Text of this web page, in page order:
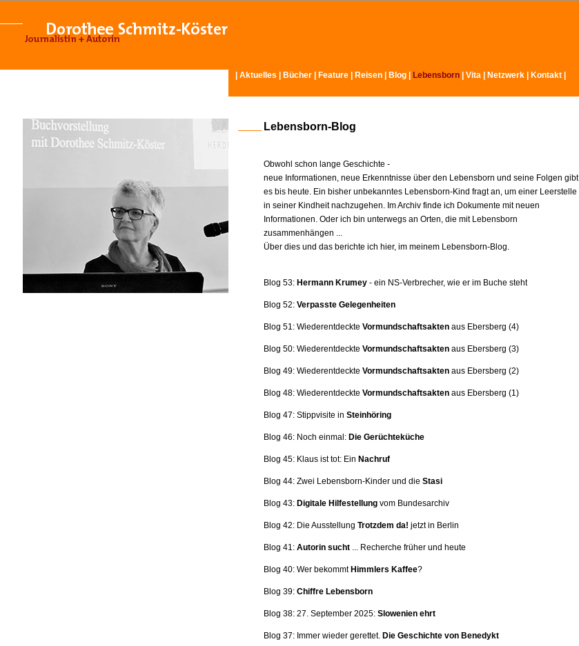
Aktuelles Bücher Feature Reisen Blog Lebensborn Vita Netzwerk Kontakt
Lebensborn-Blog
Obwohl schon lange Geschichte -
neue Informationen, neue Erkenntnisse über den Lebensborn und seine Folgen gibt
es bis heute. Ein bisher unbekanntes Lebensborn-Kind fragt an, um einer Leerstelle
in seiner Kindheit nachzugehen. Im Archiv finde ich Dokumente mit neuen
Informationen. Oder ich bin unterwegs an Orten, die mit Lebensborn
zusammenhängen ...
Über dies und das berichte ich hier, im meinem Lebensborn-Blog.
Blog 53: Hermann Krumey - ein NS-Verbrecher, wie er im Buche steht
Blog 52: Verpasste Gelegenheiten
Blog 51: Wiederentdeckte Vormundschaftsakten aus Ebersberg (4)
Blog 50: Wiederentdeckte Vormundschaftsakten aus Ebersberg (3)
Blog 49: Wiederentdeckte Vormundschaftsakten aus Ebersberg (2)
Blog 48: Wiederentdeckte Vormundschaftsakten aus Ebersberg (1)
Blog 47: Stippvisite in Steinhöring
Blog 46: Noch einmal: Die Gerüchteküche
Blog 45: Klaus ist tot: Ein Nachruf
Blog 44: Zwei Lebensborn-Kinder und die Stasi
Blog 43: Digitale Hilfestellung vom Bundesarchiv
Blog 42: Die Ausstellung Trotzdem da! jetzt in Berlin
Blog 41: Autorin sucht ... Recherche früher und heute
Blog 40: Wer bekommt Himmlers Kaffee?
Blog 39: Chiffre Lebensborn
Blog 38: 27. September 2025: Slowenien ehrt
Blog 37: Immer wieder gerettet. Die Geschichte von Benedykt